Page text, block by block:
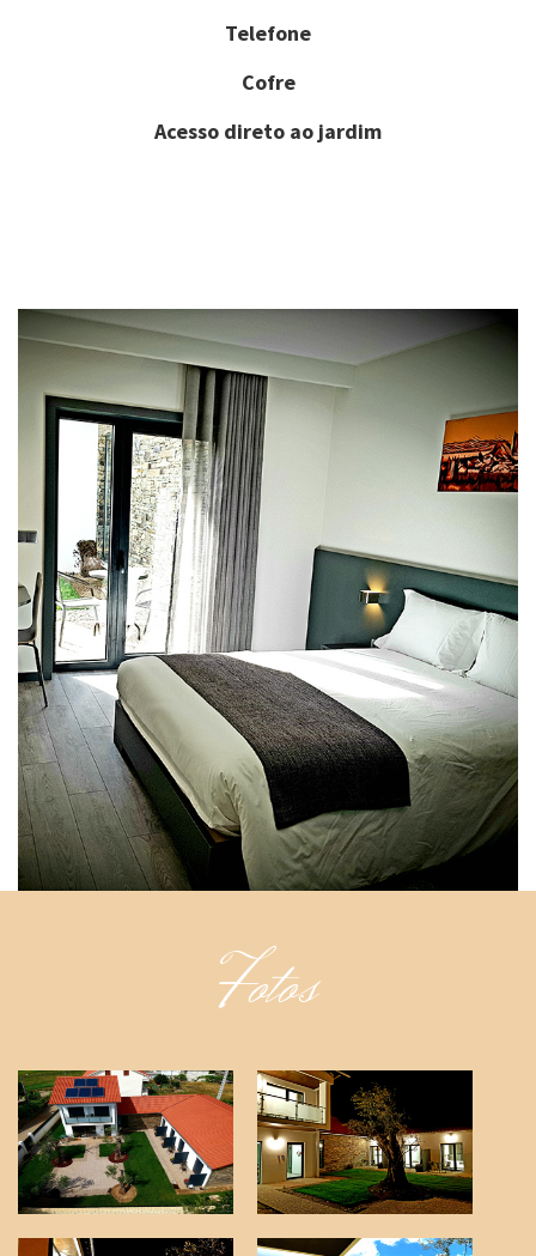
Telefone
Cofre
Acesso direto ao jardim
Fotos